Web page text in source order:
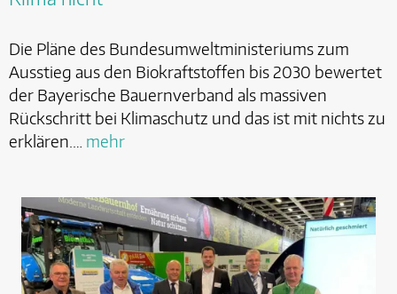
Die Pläne des Bundesumweltministeriums zum
Ausstieg aus den Biokraftstoffen bis 2030 bewertet
der Bayerische Bauernverband als massiven
Rückschritt bei Klimaschutz und das ist mit nichts zu
erklären.… mehr